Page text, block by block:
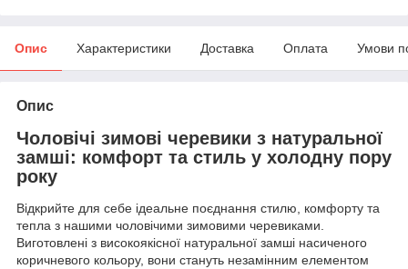
Опис Характеристики Доставка Оплата Умови
Опис
Чоловічі зимові черевики з натуральної
замші: комфорт та стиль у холодну пору
року
Відкрийте для себе ідеальне поєднання стилю, комфорту та
тепла з нашими чоловічими зимовими черевиками.
Виготовлені з високоякісної натуральної замші насиченого
коричневого кольору, вони стануть незамінним елементом